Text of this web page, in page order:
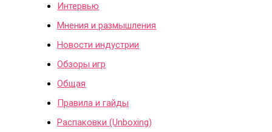
Интервью
Мнения и размышления
Новости индустрии
Обзоры игр
Общая
Правила и гайды
Распаковки (Unboxing)